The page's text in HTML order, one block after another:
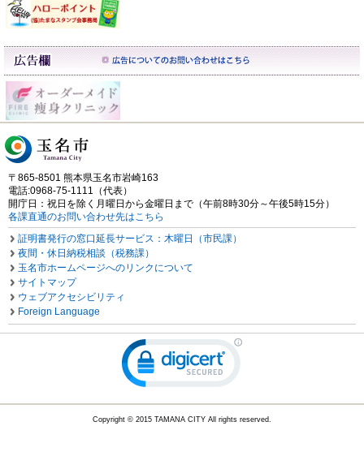
〒865-8501 熊本県玉名市岩崎163
電話:0968-75-1111（代表）
開庁日：祝日を除く月曜日から金曜日まで（午前8時30分～午後5時15分）
各課直通のお問い合わせ先はこちら
証明書発行の窓口延長サービス：木曜日（市民課）
夜間・休日納税相談（税務課）
玉名市ホームページへのリンクについて
サイトマップ
ウェブアクセシビリティ
Foreign Language
Copyright © 2015 TAMANA CITY All rights reserved.